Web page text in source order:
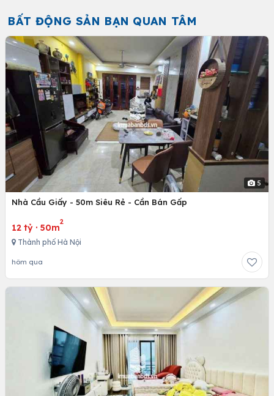
BẤT ĐỘNG SẢN BẠN QUAN TÂM
5
Nhà Cầu Giấy - 50m Siêu Rẻ - Cần Bán Gấp
12 tỷ · 50m
2
Thành phố Hà Nội
hôm qua